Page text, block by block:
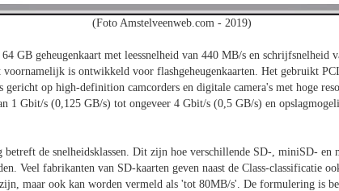
(Foto Amstelveenweb.com - 2019)
GB geheugenkaart met leessnelheid van 440 MB/s en schrijfsnelheid
voornamelijk is ontwikkeld voor flashgeheugenkaarten. Het gebruikt
gericht op high-definition camcorders en digitale camera's met hoge
1 Gbit/s (0,125 GB/s) tot ongeveer 4 Gbit/s (0,5 GB/s) en
de snelheidsklassen. Dit zijn hoe verschillende SD-, miniSD- en
Veel fabrikanten van SD-kaarten geven naast de Class-classificatie
maar ook kan worden vermeld als 'tot 80MB/s'. De formulering is